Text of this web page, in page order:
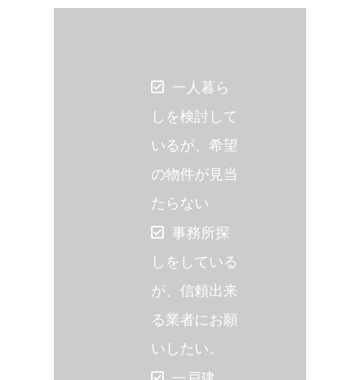
一人暮ら
しを検討して
いるが、希望
の物件が見当
たらない
事務所探
しをしている
が、信頼出来
る業者にお願
いしたい。